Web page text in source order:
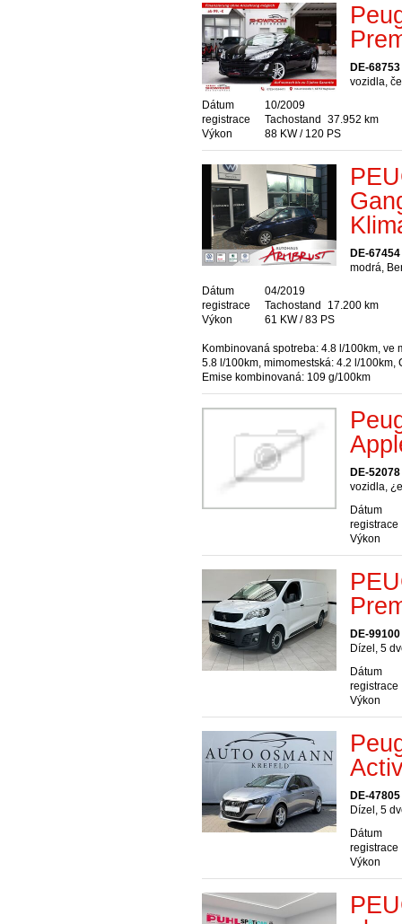
DE-
vozidla,
Dátum
registrace
10/2009
Tachostand
37.952 km
Výkon
88 KW / 120 PS
DE-
modrá,
Dátum
registrace
04/2019
Tachostand
17.200 km
Výkon
61 KW / 83 PS
Kombinovaná spotreba: 4.8 l/100km, ve
5.8 l/100km, mimomestská: 4.2 l/100km,
Emise kombinovaná: 109 g/100km
DE-
vozidla,
Dátum
registrace
Výkon
DE-
Dízel, 5
Dátum
registrace
Výkon
DE-
Dízel, 5
Dátum
registrace
Výkon